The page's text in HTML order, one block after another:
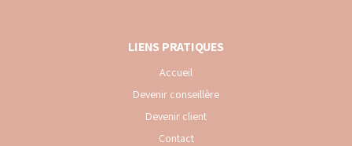
LIENS PRATIQUES
Accueil
Devenir conseillère
Devenir client
Contact